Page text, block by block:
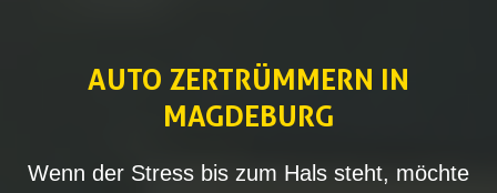
AUTO ZERTRÜMMERN IN
MAGDEBURG
Wenn der Stress bis zum Hals steht, möchte